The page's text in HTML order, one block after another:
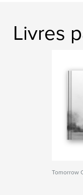
Livres
Tomorrow